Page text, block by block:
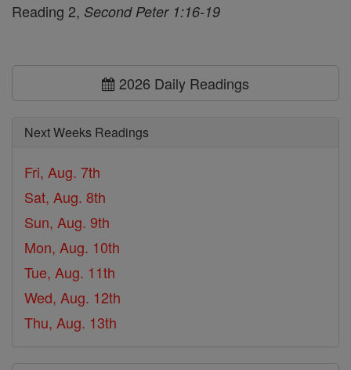
Reading 2, Second Peter 1:16-19
2026 Daily Readings
Next Weeks Readings
Fri, Aug. 7th
Sat, Aug. 8th
Sun, Aug. 9th
Mon, Aug. 10th
Tue, Aug. 11th
Wed, Aug. 12th
Thu, Aug. 13th